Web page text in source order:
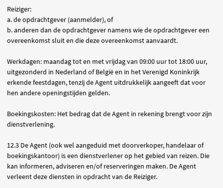
Reiziger:
a. de opdrachtgever (aanmelder), of
b. anderen dan de opdrachtgever namens wie de opdrachtgever een
overeenkomst sluit en die deze overeenkomst aanvaardt.
Werkdagen: maandag tot en met vrijdag van 09:00 uur tot 18:00 uur,
uitgezonderd in Nederland of België en in het Verenigd Koninkrijk
erkende feestdagen, tenzij de Agent uitdrukkelijk aangeeft dat voor
hen andere openingstijden gelden.
Boekingskosten: Het bedrag dat de Agent in rekening brengt voor zijn
dienstverlening.
12.3 De Agent (ook wel aangeduid met doorverkoper, handelaar of
boekingskantoor) is een dienstverlener op het gebied van reizen. Die
kan informeren, adviseren en/of reserveringen maken. De Agent
verleent deze diensten in opdracht van de Reiziger.